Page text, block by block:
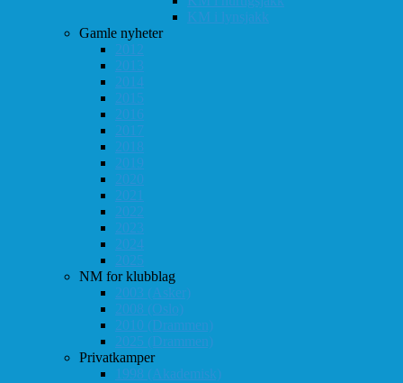
KM i lynsjakk
Gamle nyheter
2012
2013
2014
2015
2016
2017
2018
2019
2020
2021
2022
2023
2024
2025
NM for klubblag
2003 (Asker)
2008 (Oslo)
2010 (Drammen)
2025 (Drammen)
Privatkamper
1998 (Akademisk)